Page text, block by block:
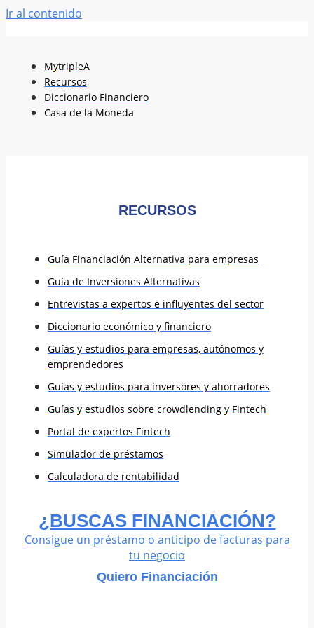
Ir al contenido
MytripleA
Recursos
Diccionario Financiero
Casa de la Moneda
RECURSOS
Guía Financiación Alternativa para empresas
Guía de Inversiones Alternativas
Entrevistas a expertos e influyentes del sector
Diccionario económico y financiero
Guías y estudios para empresas, autónomos y
emprendedores
Guías y estudios para inversores y ahorradores
Guías y estudios sobre crowdlending y Fintech
Portal de expertos Fintech
Simulador de préstamos
Calculadora de rentabilidad
¿BUSCAS FINANCIACIÓN?
Consigue un préstamo o anticipo de facturas para
tu negocio
Quiero Financiación